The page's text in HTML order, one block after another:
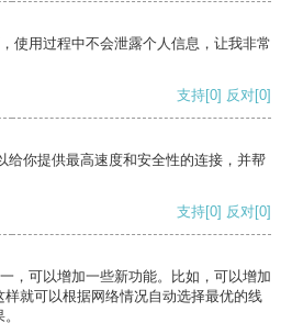
使用过程中不会泄露个人信息，让我非常
支持[0] 反对[0]
给你提供最高速度和安全性的连接，并帮
支持[0] 反对[0]
，可以增加一些新功能。比如，可以增加
就可以根据网络情况自动选择最优的线